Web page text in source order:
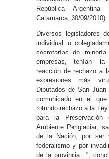
República
Catamarca, 30/09/2010).
Diversos legisladores
individual o
secretarías de
empresas, tenían la
reacción de rechazo a
expresiones más
Diputados de San
comunicado en el
rotundo rechazo a la
para la
Ambiente Periglaciar,
de la Nación, por ser
federalismo y por
de la provincia…”,